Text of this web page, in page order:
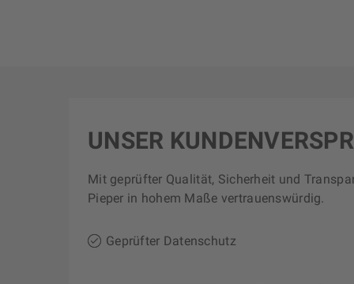
UNSER
Mit geprüfter Qualität, Sicherheit und
Pieper in hohem Maße vertrauenswürdig.
Geprüfter Datenschutz